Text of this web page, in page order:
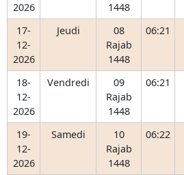
2026
1448
17-
12-
2026
Jeudi
08
Rajab
1448
06:21
18-
12-
2026
Vendredi
09
Rajab
1448
06:21
19-
12-
2026
Samedi
10
Rajab
1448
06:22